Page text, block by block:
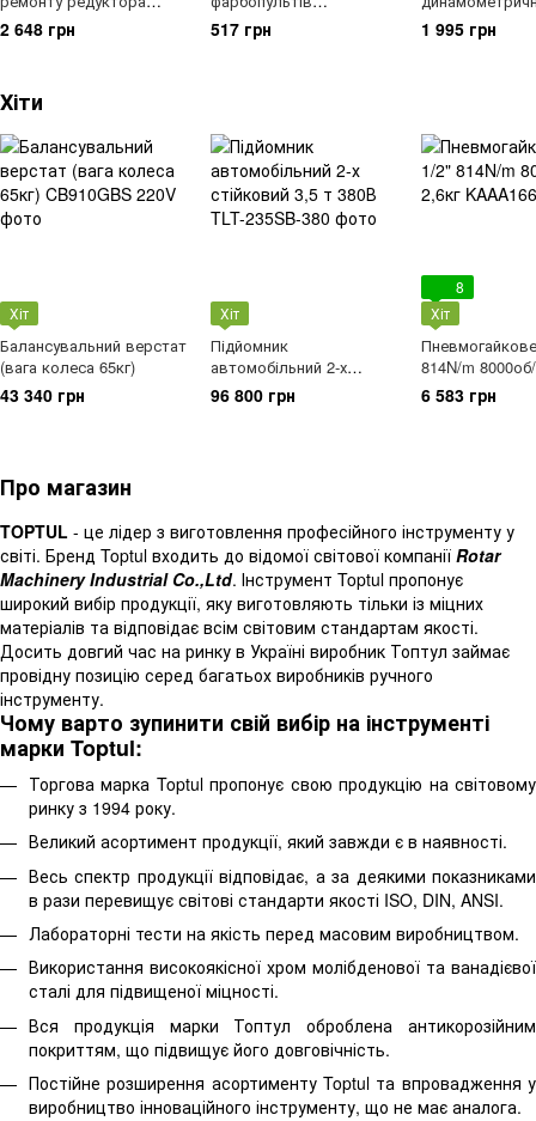
(диференціала) заднього
моста G.I.KRAFT GI-06-
2 648 грн
GLOSS ITALCO RK-
GLOSS-X1
517 грн
адаптер
дії 1/2" (у
1 995 грн
Хіти
Хіт
Балансувальний верстат
(вага колеса 65кг)
43 340 грн
Хіт
Підйомник
автомобільний 2-х
стійковий 3,5 т 380В
96 800 грн
8
Хіт
814N/m
6 583 грн
Про магазин
TOPTUL - це лідер з виготовлення професійного інструменту у
світі. Бренд Toptul входить до відомої світової компанії Rotar
Machinery Industrial Co.,Ltd. Інструмент Toptul пропонує
широкий вибір продукції, яку виготовляють тільки із міцних
матеріалів та відповідає всім світовим стандартам якості.
Досить довгий час на ринку в Україні виробник Топтул займає
провідну позицію серед багатьох виробників ручного
інструменту.
Чому варто зупинити свій вибір на інструменті
марки Toptul:
Торгова марка Toptul пропонує свою продукцію на світовому
ринку з 1994 року.
Великий асортимент продукції, який завжди є в наявності.
Весь спектр продукції відповідає, а за деякими показниками
в рази перевищує світові стандарти якості ISO, DIN, ANSI.
Лабораторні тести на якість перед масовим виробництвом.
Використання високоякісної хром молібденової та ванадієвої
сталі для підвищеної міцності.
Вся продукція марки Топтул оброблена антикорозійним
покриттям, що підвищує його довговічність.
Постійне розширення асортименту Toptul та впровадження у
виробництво інноваційного інструменту, що не має аналога.